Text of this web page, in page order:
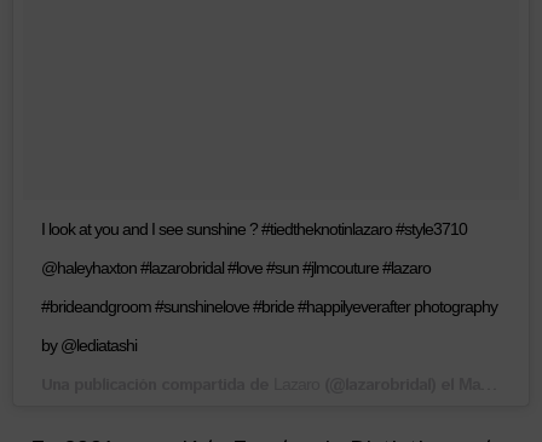
I look at you and I see sunshine ? #tiedtheknotinlazaro #style3710
@haleyhaxton #lazarobridal #love #sun #jlmcouture #lazaro
#brideandgroom #sunshinelove #bride #happilyeverafter photography
by @lediatashi